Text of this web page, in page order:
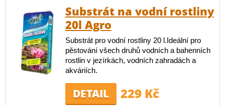
Substrát na vodní rostliny
20l Agro
Substrát pro vodní rostliny 20 l.Ideální pro
pěstování všech druhů vodních a bahenních
rostlin v jezírkách, vodních zahradách a
akváriích.
DETAIL 229 Kč